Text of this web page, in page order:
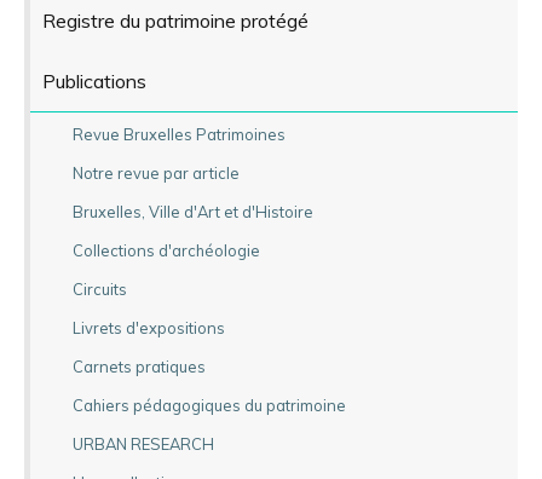
Registre du patrimoine protégé
Publications
Revue Bruxelles Patrimoines
Notre revue par article
Bruxelles, Ville d'Art et d'Histoire
Collections d'archéologie
Circuits
Livrets d'expositions
Carnets pratiques
Cahiers pédagogiques du patrimoine
URBAN RESEARCH